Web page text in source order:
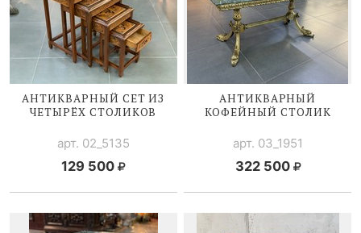
АНТИКВАРНЫЙ СЕТ ИЗ
ЧЕТЫРЁХ СТОЛИКОВ
арт. 02_5135
129 500
АНТИКВАРНЫЙ
КОФЕЙНЫЙ СТОЛИК
арт. 03_1951
322 500